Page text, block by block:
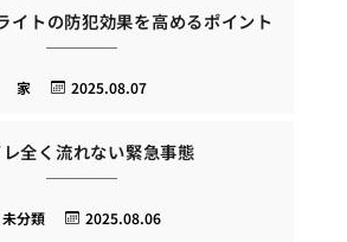
イトの防犯効果を高めるポイント
2025.08.07
家
レ全く流れない緊急事態
2025.08.06
未分類